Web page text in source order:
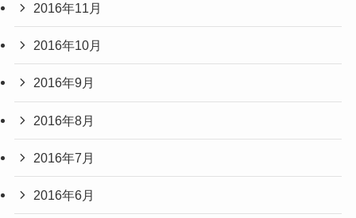
2016年11月
2016年10月
2016年9月
2016年8月
2016年7月
2016年6月